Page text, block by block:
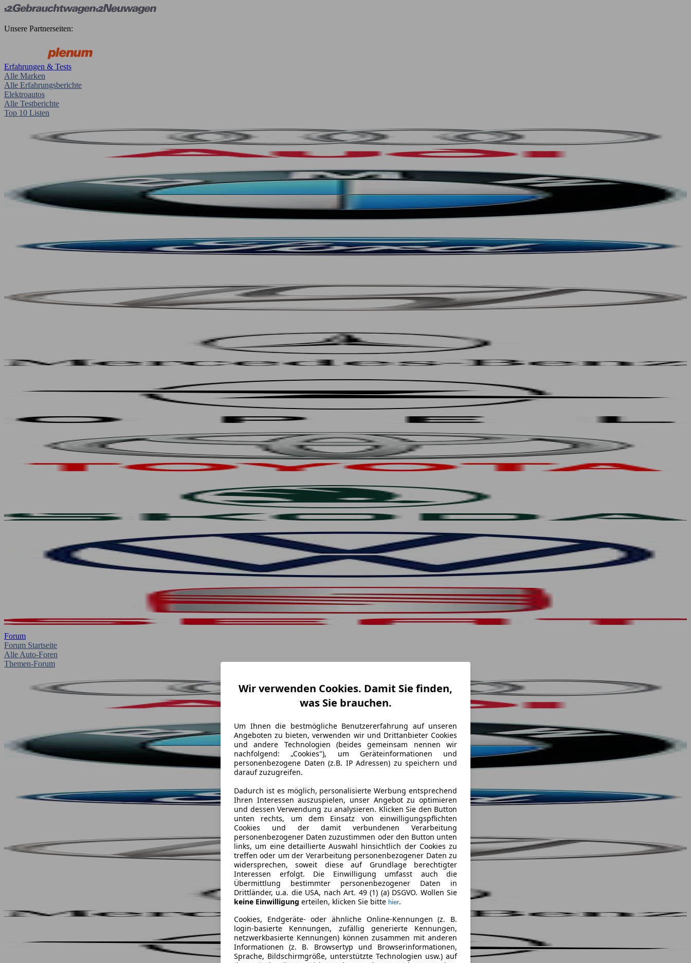
Unsere Partnerseiten:
Erfahrungen & Tests
Alle Marken
Alle Erfahrungsberichte
Elektroautos
Alle Testberichte
Top 10 Listen
Forum
Forum Startseite
Alle Auto-Foren
Themen-Forum
Wir verwenden Cookies. Damit Sie finden,
was Sie brauchen.
Um Ihnen die bestmögliche Benutzererfahrung auf unseren
Angeboten zu bieten, verwenden wir und Drittanbieter Cookies
und andere Technologien (beides gemeinsam nennen wir
nachfolgend: „Cookies"), um Geräteinformationen und
personenbezogene Daten (z.B. IP Adressen) zu speichern und
darauf zuzugreifen.
Dadurch ist es möglich, personalisierte Werbung entsprechend
Ihren Interessen auszuspielen, unser Angebot zu optimieren
und dessen Verwendung zu analysieren. Klicken Sie den Button
unten rechts, um dem Einsatz von einwilligungspflichten
Cookies und der damit verbundenen Verarbeitung
personenbezogener Daten zuzustimmen oder den Button unten
links, um eine detaillierte Auswahl hinsichtlich der Cookies zu
treffen oder um der Verarbeitung personenbezogener Daten zu
widersprechen, soweit diese auf Grundlage berechtigter
Interessen erfolgt. Die Einwilligung umfasst auch die
Übermittlung bestimmter personenbezogener Daten in
Drittländer, u.a. die USA, nach Art. 49 (1) (a) DSGVO. Wollen Sie
keine Einwilligung erteilen, klicken Sie bitte hier.
Cookies, Endgeräte- oder ähnliche Online-Kennungen (z. B.
login-basierte Kennungen, zufällig generierte Kennungen,
netzwerkbasierte Kennungen) können zusammen mit anderen
Informationen (z. B. Browsertyp und Browserinformationen,
Sprache, Bildschirmgröße, unterstützte Technologien usw.) auf